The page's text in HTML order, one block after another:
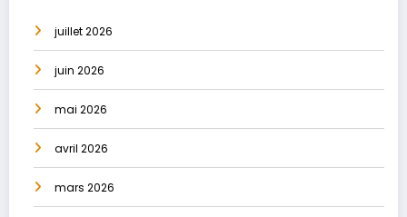
juillet 2026
juin 2026
mai 2026
avril 2026
mars 2026